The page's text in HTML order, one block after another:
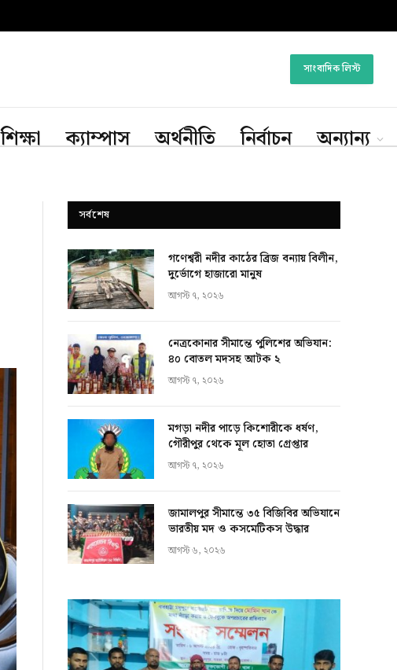
সাংবাদিক লিস্ট
শিক্ষা ক্যাম্পাস অর্থনীতি নির্বাচন অন্যান্য
সর্বশেষ
গণেশ্বরী নদীর কাঠের ব্রিজ বন্যায় বিলীন,
দুর্ভোগে হাজারো মানুষ
আগস্ট ৭, ২০২৬
নেত্রকোনার সীমান্তে পুলিশের অভিযান:
৪০ বোতল মদসহ আটক ২
আগস্ট ৭, ২০২৬
মগড়া নদীর পাড়ে কিশোরীকে ধর্ষণ,
গৌরীপুর থেকে মূল হোতা গ্রেপ্তার
আগস্ট ৭, ২০২৬
জামালপুর সীমান্তে ৩৫ বিজিবির অভিযানে
ভারতীয় মদ ও কসমেটিকস উদ্ধার
আগস্ট ৬, ২০২৬